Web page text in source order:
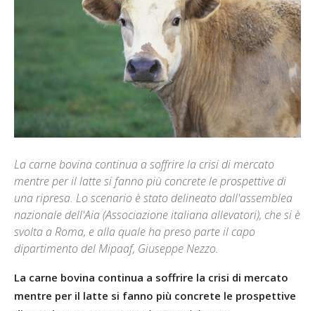
La carne bovina continua a soffrire la crisi di mercato
mentre per il latte si fanno più concrete le prospettive di
una ripresa. Lo scenario è stato delineato dall'assemblea
nazionale dell'Aia (Associazione italiana allevatori), che si è
svolta a Roma, e alla quale ha preso parte il capo
dipartimento del Mipaaf, Giuseppe Nezzo.
La carne bovina continua a soffrire la crisi di mercato
mentre per il latte si fanno più concrete le prospettive